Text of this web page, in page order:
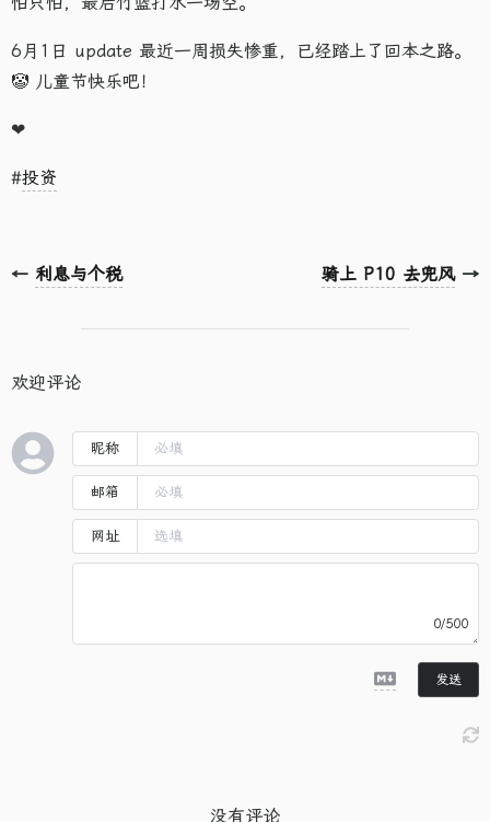
6月1日 update 最近一周损失惨重，已经踏上了回本之路。
🤡 儿童节快乐吧！
❤
#投资
← 利息与个税 骑上 P10 去兜风→
欢迎评论
昵称
邮箱
网址
0/500
发送
没有评论